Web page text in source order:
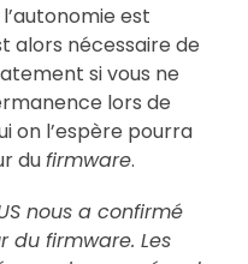
est
alors nécessaire de
si vous ne
lors de
on l’espère pourra
dufirmware.
nous a confirmé
du firmware. Les